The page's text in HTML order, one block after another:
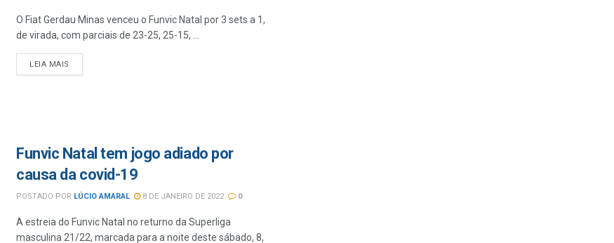
O Fiat Gerdau Minas venceu o Funvic Natal por 3 sets a 1,
de virada, com parciais de 23-25, 25-15, ...
LEIA MAIS
Funvic Natal tem jogo adiado por
causa da covid-19
POSTADO POR LÚCIO AMARAL 8 DE JANEIRO DE 2022 0
A estreia do Funvic Natal no returno da Superliga
masculina 21/22, marcada para a noite deste sábado, 8,